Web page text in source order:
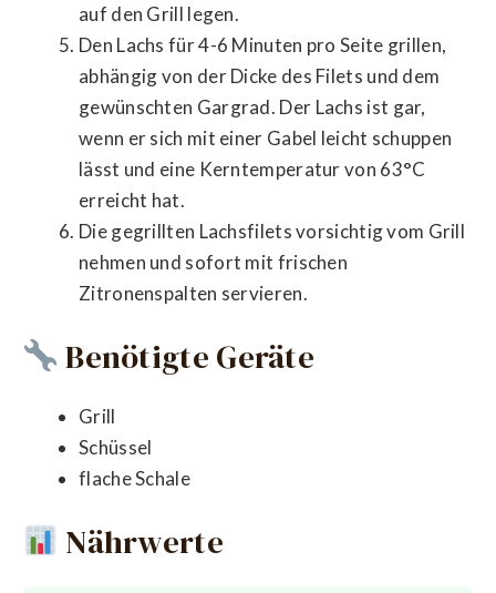
auf den Grill legen.
Den Lachs für 4-6 Minuten pro Seite grillen,
abhängig von der Dicke des Filets und dem
gewünschten Gargrad. Der Lachs ist gar,
wenn er sich mit einer Gabel leicht schuppen
lässt und eine Kerntemperatur von 63°C
erreicht hat.
Die gegrillten Lachsfilets vorsichtig vom Grill
nehmen und sofort mit frischen
Zitronenspalten servieren.
Benötigte Geräte
Grill
Schüssel
flache Schale
Nährwerte